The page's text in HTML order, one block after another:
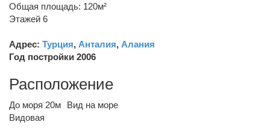
Общая площадь: 120м²
Этажей 6
Адрес: Турция, Анталия, Алания
Год постройки 2006
Расположение
До моря 20м
Вид на море
Видовая